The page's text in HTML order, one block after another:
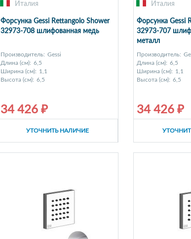
Италия
Форсунка Gessi Rettangolo Shower
32973-708 шлифованная медь
Производитель: Gessi
Длина (см): 6,5
Ширина (см): 1,1
Высота (см): 6,5
34 426 ₽
УТОЧНИТЬ НАЛИЧИЕ
Италия
Форсунка Gessi
32973-707
металл
Производитель:
Длина (см): 6,5
Ширина (см): 1,1
Высота (см): 6,5
34 426 ₽